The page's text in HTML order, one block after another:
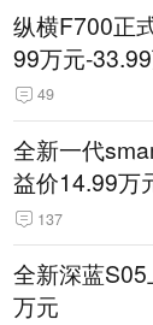
纵横F700正
99万元-
49
全新一代
益价14.99万
137
全新深蓝
万元